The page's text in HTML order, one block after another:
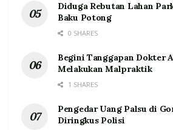
Diduga Rebutan Lahan
Baku Potong
0 SHARES
Begini Tanggapan Dokter
Melakukan Malpraktik
1 SHARES
Pengedar Uang Palsu di
Diringkus Polisi